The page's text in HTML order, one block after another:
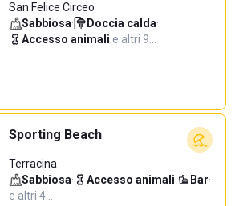
San Felice Circeo
Sabbiosa· Doccia calda·
Accesso animali·e altri 9…
Sporting Beach
Terracina
Sabbiosa· Accesso animali· Bar·
e altri 4…